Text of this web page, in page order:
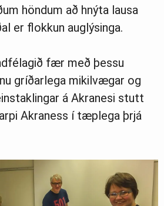
höndum að hnýta lausa
er flokkun auglýsinga.
fær með þessu
gríðarlega mikilvægar og
á Akranesi stutt
Akraness í tæplega þrjá